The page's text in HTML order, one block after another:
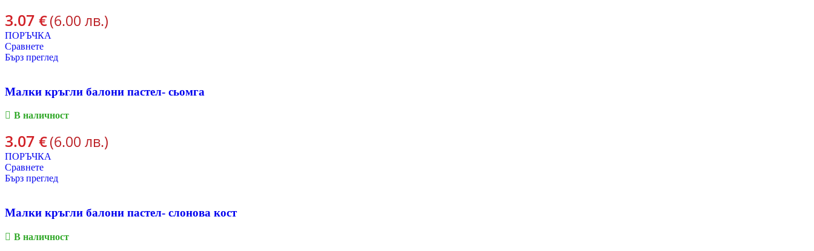
3.07 €(6.00 лв.)
ПОРЪЧКА
Сравнете
Бърз преглед
Малки кръгли балони пастел- сьомга
В наличност
3.07 €(6.00 лв.)
ПОРЪЧКА
Сравнете
Бърз преглед
Малки кръгли балони пастел- слонова кост
В наличност